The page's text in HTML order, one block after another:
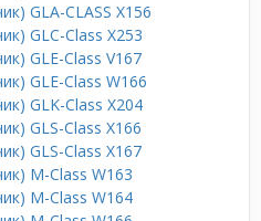
GLA-CLASS X156
GLC-Class X253
GLE-Class V167
GLE-Class W166
GLK-Class X204
GLS-Class X166
GLS-Class X167
M-Class W163
M-Class W164